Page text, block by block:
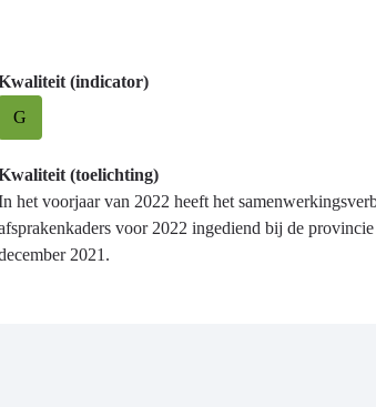
(indicator)
G
(toelichting)
het voorjaar van 2022 heeft het
voor 2022 ingediend bij de
2021.